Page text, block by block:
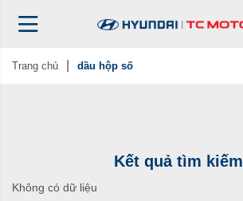
Trang chủ dầu hộp số
Kết quả tìm kiếm
Không có dữ liệu